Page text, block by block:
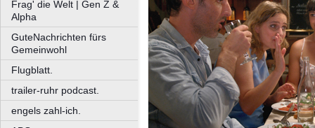
Frag' die Welt | Gen Z &
Alpha
GuteNachrichten fürs
Gemeinwohl
Flugblatt.
trailer-ruhr podcast.
engels zahl-ich.